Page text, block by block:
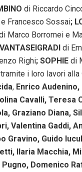
di Riccardo
Francesco Sossai;
Marco Borromei e
di
Righi; SOPHIE di
i loro lavori alla
, Enrico
Cavalli, Teresa
Graziano Diana,
Valentina Gaddi,
Gravino, Guido
Ilaria Macchia,
Domenico